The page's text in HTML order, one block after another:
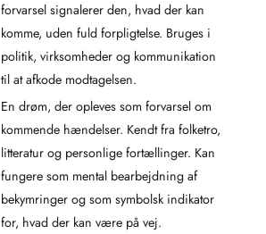
forvarsel signalerer den, hvad der kan
komme, uden fuld forpligtelse. Bruges i
politik, virksomheder og kommunikation
til at afkode modtagelsen.
En drøm, der opleves som forvarsel om
kommende hændelser. Kendt fra folketro,
litteratur og personlige fortællinger. Kan
fungere som mental bearbejdning af
bekymringer og som symbolsk indikator
for, hvad der kan være på vej.